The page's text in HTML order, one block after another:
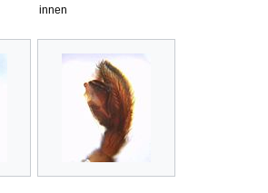
innen